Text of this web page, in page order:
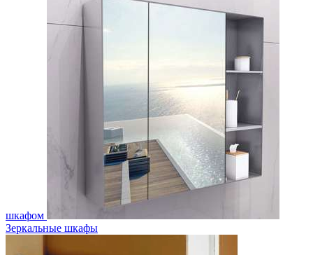
шкафом
Зеркальные шкафы